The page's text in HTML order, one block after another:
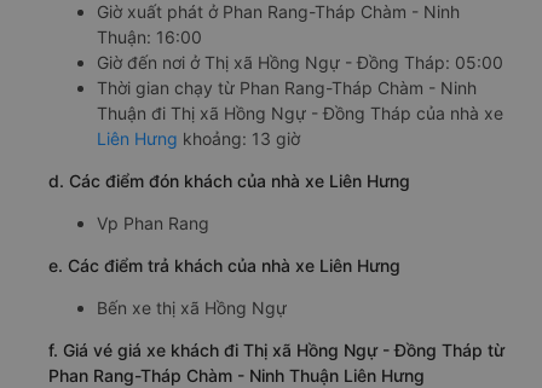
Giờ xuất phát ở Phan Rang-Tháp Chàm - Ninh
Thuận: 16:00
Giờ đến nơi ở Thị xã Hồng Ngự - Đồng Tháp: 05:00
Thời gian chạy từ Phan Rang-Tháp Chàm - Ninh
Thuận đi Thị xã Hồng Ngự - Đồng Tháp của nhà xe
Liên Hưng khoảng: 13 giờ
d. Các điểm đón khách của nhà xe Liên Hưng
Vp Phan Rang
e. Các điểm trả khách của nhà xe Liên Hưng
Bến xe thị xã Hồng Ngự
f. Giá vé giá xe khách đi Thị xã Hồng Ngự - Đồng Tháp từ
Phan Rang-Tháp Chàm - Ninh Thuận Liên Hưng